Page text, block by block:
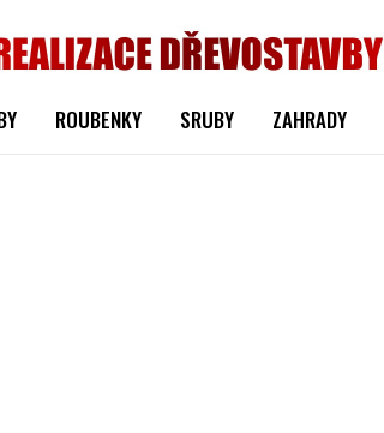
ROUBENKY SRUBY ZAHRADY